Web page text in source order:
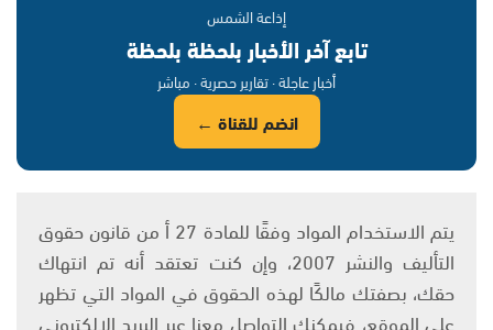
إذاعة الشمس
تابع آخر الأخبار بلحظة بلحظة
أخبار عاجلة · تقارير حصرية · مباشر
انضم للقناة ←
يتم الاستخدام المواد وفقًا للمادة 27 أ من قانون حقوق
التأليف والنشر 2007، وإن كنت تعتقد أنه تم انتهاك
حقك، بصفتك مالكًا لهذه الحقوق في المواد التي تظهر
على الموقع، فيمكنك التواصل معنا عبر البريد الإلكتروني